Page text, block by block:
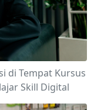
di Tempat Kursus
Skill Digital